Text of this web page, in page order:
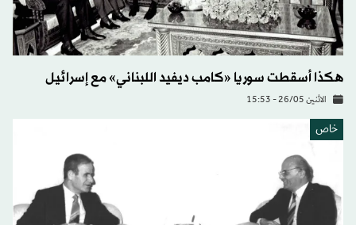
هكذا أسقطت سوريا «كامب ديفيد اللبناني» مع إسرائيل
الاثنين 26/05 - 15:53
خاص